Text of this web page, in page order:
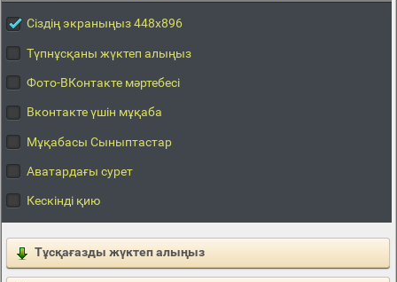
Сіздің экраныңыз 448x896
Түпнұсқаны жүктеп алыңыз
Фото-ВКонтакте мәртебесі
Вконтакте үшін мұқаба
Мұқабасы Сыныптастар
Аватардағы сурет
Кескінді қию
Тұсқағазды жүктеп алыңыз